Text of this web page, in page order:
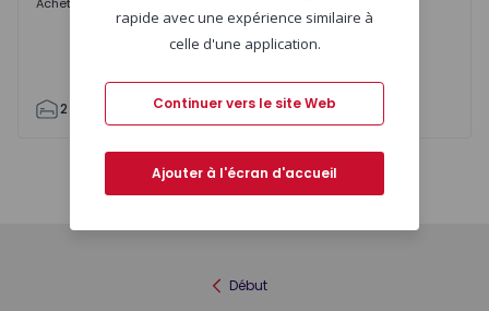
2 67 73 0
Début
rapide avec une expérience similaire à
celle d'une application.
Continuer vers le site Web
Ajouter à l'écran d'accueil